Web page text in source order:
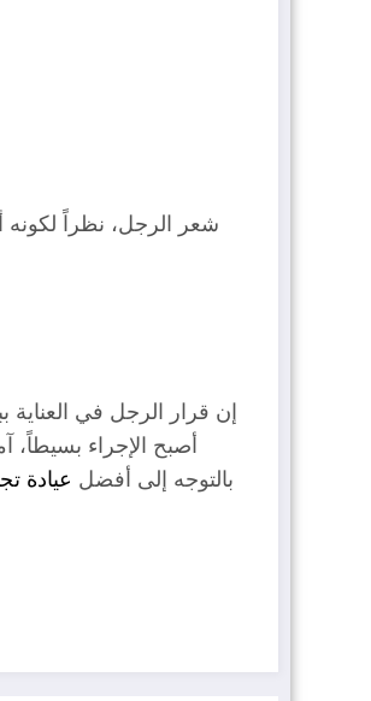
إن قرار الرجل في
أصبح الإجراء
بالتوجه إلى أفضل عيادة